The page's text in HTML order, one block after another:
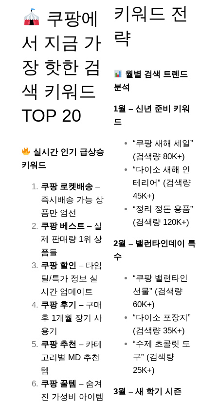
쿠팡에
서 지금 가
장 핫한 검
색 키워드
TOP 20
실시간 인기 급상승
키워드
쿠팡 로켓배송 –
즉시배송 가능 상
품만 엄선
쿠팡 베스트 – 실
제 판매량 1위 상
품들
쿠팡 할인 – 타임
딜/특가 정보 실
시간 업데이트
쿠팡 후기
– 구매
후 1개월 장기 사
용기
쿠팡 추천 – 카테
고리별 MD 추천
템
쿠팡 꿀템 – 숨겨
진 가성비 아이템
키워드 전
략
월별 검색 트렌드
분석
1월 – 신년 준비 키워
드
“쿠팡 새해 세일”
(검색량 80K+)
“다이소 새해 인
테리어” (검색량
45K+)
“정리 정돈 용품”
(검색량 120K+)
2월 – 밸런타인데이 특
수
“쿠팡 밸런타인
선물” (검색량
60K+)
“다이소 포장지”
(검색량 35K+)
“수제 초콜릿 도
구” (검색량
25K+)
3월 – 새 학기 시즌